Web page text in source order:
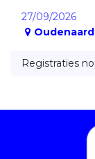
27/09/2026
Registraties